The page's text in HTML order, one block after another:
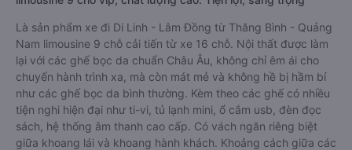
Là sản phẩm xe đi Di Linh - Lâm Đồng từ Thăng Bình - Quảng
Nam limousine 9 chỗ cải tiến từ xe 16 chỗ. Nội thất được làm
lại với các ghế bọc da chuẩn Châu Âu, không chỉ êm ái cho
chuyến hành trình xa, mà còn mát mẻ và không hề bị hầm bí
như các ghế bọc da bình thường. Kèm theo các ghế có nhiều
tiện nghi hiện đại như ti-vi, tủ lạnh mini, ổ cắm usb, đèn đọc
sách, hệ thống âm thanh cao cấp. Có vách ngăn riêng biệt
giữa khoang lái và khoang hành khách. Khoảng cách giữa các